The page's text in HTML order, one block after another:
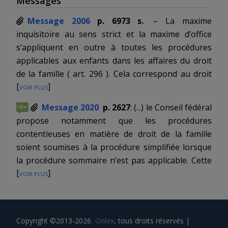
Message 2006 p. 6973 s. – La maxime
inquisitoire au sens strict et la maxime d’office
s’appliquent en outre à toutes les procédures
applicables aux enfants dans les affaires du droit
de la famille ( art. 296 ). Cela correspond au droit
actuel (voir en particulier les art. 133 et 145 CC) et à
la jurisprudence constante du Tribunal fédéral.
Avec la maxime inquisitoire au sens strict, le
tribunal n’est pas lié par les conclusions des
parties et peut ordonner toute enquête nécessaire
ou utile en vue de l’établissement des faits
déterminants. Le projet, dans sa version
allemande, utilise par ailleurs volontairement le
par contre la maxime inquisitoire atténuée de l’
[voir plus]
Message 2020 p. 2627: (...) le Conseil fédéral
propose notamment que les procédures
contentieuses en matière de droit de la famille
soient soumises à la procédure simplifiée lorsque
la procédure sommaire n’est pas applicable. Cette
modification vise tant les procédures
P-CPC) que toutes les procédures indépendantes
[voir plus]
Copyright ©2013-2026 Onlex, tous droits réservés |